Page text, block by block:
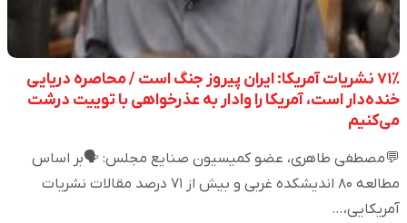
۷۱٪ نشریات آمریکا: ایران پیروز جنگ است / محاصره دریایی
خنده‌دار است، آمریکا را وادار به عذرخواهی با توییت درشت
می‌کنیم
💬مصطفی طاهری، عضو کمیسیون صنایع مجلس: 🗣️بر اساس
مطالعه ۸۰ اندیشکده غربی و بیش از ۷۱ درصد مقالات نشریات
آمریکایی،…